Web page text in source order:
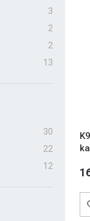
3
2
2
13
30
22
12